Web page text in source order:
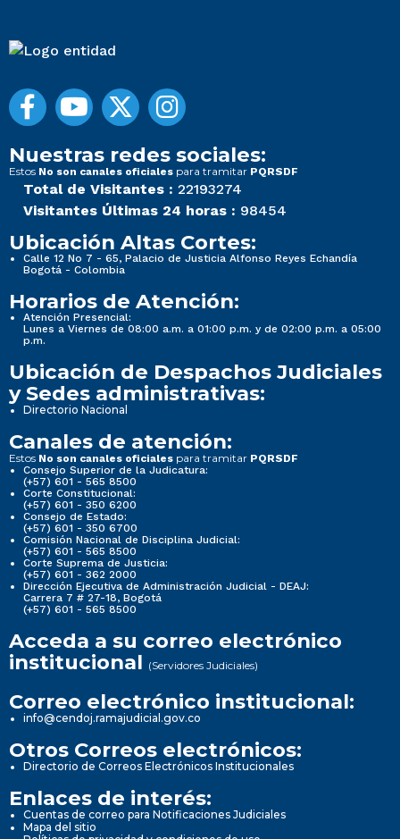
Nuestras redes sociales:
Estos No son canales oficiales para tramitar PQRSDF
Total de Visitantes : 22193274
Visitantes Últimas 24 horas : 98454
Ubicación Altas Cortes:
Calle 12 No 7 - 65, Palacio de Justicia Alfonso Reyes Echandía
Bogotá - Colombia
Horarios de Atención:
Atención Presencial:
Lunes a Viernes de 08:00 a.m. a 01:00 p.m. y de 02:00 p.m. a 05:00
p.m.
Ubicación de Despachos Judiciales
y Sedes administrativas:
Directorio Nacional
Canales de atención:
Estos No son canales oficiales para tramitar PQRSDF
Consejo Superior de la Judicatura:
(+57) 601 - 565 8500
Corte Constitucional:
(+57) 601 - 350 6200
Consejo de Estado:
(+57) 601 - 350 6700
Comisión Nacional de Disciplina Judicial:
(+57) 601 - 565 8500
Corte Suprema de Justicia:
(+57) 601 - 362 2000
Dirección Ejecutiva de Administración Judicial - DEAJ:
Carrera 7 # 27-18, Bogotá
(+57) 601 - 565 8500
Acceda a su correo electrónico
institucional (Servidores Judiciales)
Correo electrónico institucional:
info@cendoj.ramajudicial.gov.co
Otros Correos electrónicos:
Directorio de Correos Electrónicos Institucionales
Enlaces de interés:
Cuentas de correo para Notificaciones Judiciales
Mapa del sitio